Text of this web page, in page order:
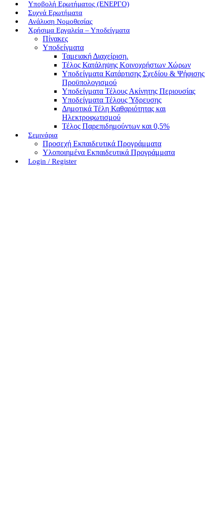
Υποβολή Ερωτήματος (ΕΝΕΡΓΟ)
Συχνά Ερωτήματα
Ανάλυση Νομοθεσίας
Χρήσιμα Εργαλεία – Υποδείγματα
Πίνακες
Υποδείγματα
Ταμειακή Διαχείριση.
Τέλος Κατάληψης Κοινοχρήστων Χώρων
Υποδείγματα Κατάρτισης Σχεδίου & Ψήφισης
Προϋπολογισμού
Υποδείγματα Τέλους Ακίνητης Περιουσίας
Υποδείγματα Τέλους Ύδρευσης
Δημοτικά Τέλη Καθαριότητας και
Ηλεκτροφωτισμού
Τέλος Παρεπιδημούντων και 0,5%
Σεμινάρια
Προσεχή Εκπαιδευτικά Προγράμματα
Υλοποιημένα Εκπαιδευτικά Προγράμματα
Login / Register